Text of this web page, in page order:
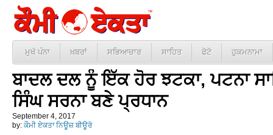
ਮੁਖੱ ਪੰਨਾ ਖ਼ਬਰਾਂ ਸਭਿਆਚਾਰ ਸਾਹਿਤ ਫੋਟੋ ਹੁਕਮਨਾਮਾ
ਬਾਦਲ ਦਲ ਨੂੰ ਇੱਕ ਹੋਰ ਝਟਕਾ, ਪਟਨਾ
ਸਿੰਘ ਸਰਨਾ ਬਣੇ ਪ੍ਰਧਾਨ
September 4, 2017
by: ਕੌਮੀ ਏਕਤਾ ਨਿਊਜ਼ ਬੀਊਰੋ